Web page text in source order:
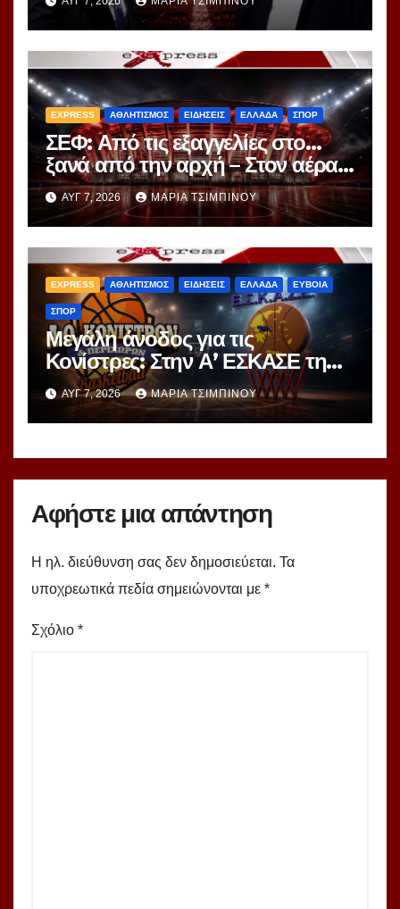
«εγκέφαλος» της Μίλαν πιάνει
δουλειά
EXPRESS ΑΘΛΗΤΙΣΜΟΣ ΕΙΔΗΣΕΙΣ ΕΛΛΑΔΑ ΣΠΟΡ
ΣΕΦ: Από τις εξαγγελίες στο…
ξανά από την αρχή – Στον αέρα
ο διαγωνισμός των 24,8 εκατ.
ΑΥΓ 7, 2026 ΜΑΡΊΑ ΤΣΙΜΠΙΝΟΎ
EXPRESS ΑΘΛΗΤΙΣΜΟΣ ΕΙΔΗΣΕΙΣ ΕΛΛΑΔΑ ΕΥΒΟΙΑ
ΣΠΟΡ
Μεγάλη άνοδος για τις
Κονίστρες: Στην Α’ ΕΣΚΑΣΕ τη
νέα σεζόν – Αυτές είναι οι 12
ομάδες!
ΑΥΓ 7, 2026 ΜΑΡΊΑ ΤΣΙΜΠΙΝΟΎ
Αφήστε μια απάντηση
Η ηλ. διεύθυνση σας δεν δημοσιεύεται. Τα
υποχρεωτικά πεδία σημειώνονται με *
Σχόλιο *